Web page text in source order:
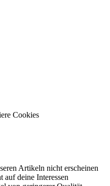
Cookies
Artikeln nicht erscheinen
auf deine Interessen